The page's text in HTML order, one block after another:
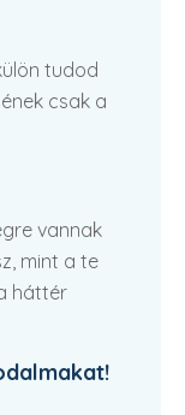
tudod
csak a
vannak
mint a te
háttér